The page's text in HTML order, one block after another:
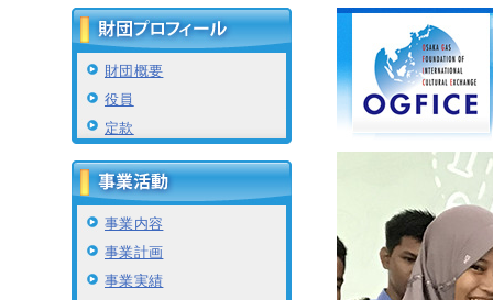
企業情報TOP
企業/グループについて
社会貢献
技術開発
財団概要
役員
定款
事業内容
事業計画
事業実績